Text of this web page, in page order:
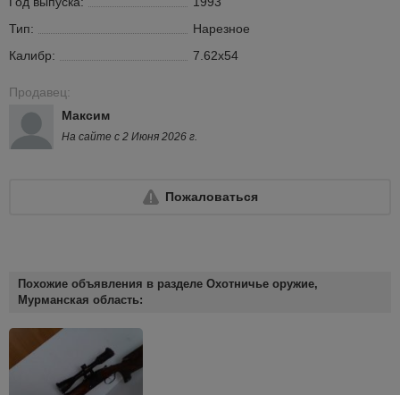
Тип:
Нарезное
Калибр:
7.62х54
Продавец:
Максим
На сайте с 2 Июня 2026 г.
Пожаловаться
Похожие объявления в разделе Охотничье оружие,
Мурманская область: